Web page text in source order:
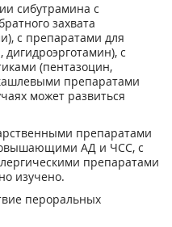
сибутрамина с
захвата
с препаратами для
с
(пентазоцин,
препаратами
может развиться
препаратами
АД и ЧСС, с
препаратами
изучено.
пероральных